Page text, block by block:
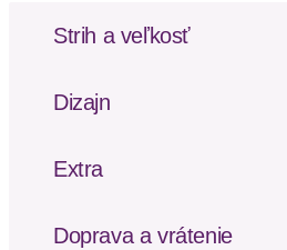
Strih a veľkosť
Strih: Obopínací fit
Dizajn
Vzor: Kvetinové/florálne
Extra
Čipka
Doprava a vrátenie